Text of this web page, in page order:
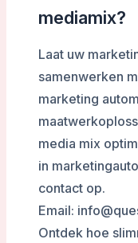
mediamix?
Laat uw
samenwerken
marketing
media mix
in
contact op.
Email:
Ontdek hoe